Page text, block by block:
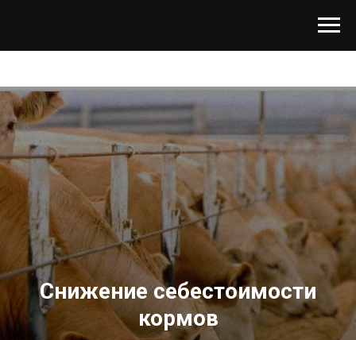
Снижение себестоимости
кормов